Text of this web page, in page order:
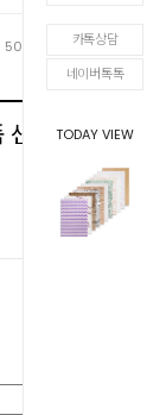
카톡상담
네이버톡톡
TODAY VIEW
500장 1000장
샌드위